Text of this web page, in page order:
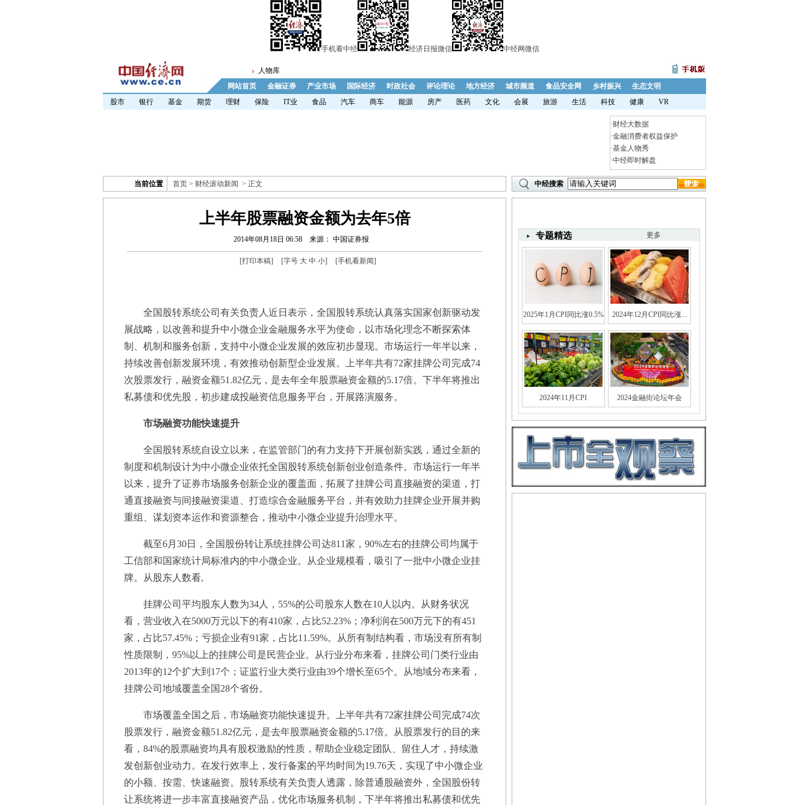
手机看中经 经济日报微信 中经网微信
人物库
网站首页
金融证券 产业市场 国际经济 时政社会 评论理论 地方经济 城市频道 食品安全网 乡村振兴
生态文明
股市
银行 基金 期货 理财 保险 IT业 食品 汽车 商车 能源 房产 医药 文化 会展 旅游 生活 科技 健康 VR
·财经大数据
·金融消费者权益保护
·基金人物秀
·中经即时解盘
当前位置 首页 > 财经滚动新闻 > 正文 中经搜索
上半年股票融资金额为去年5倍
2014年08月18日 06:58 来源： 中国证券报
[打印本稿] [字号 大 中 小] [手机看新闻]
全国股转系统公司有关负责人近日表示，全国股转系统认真落实国家创新驱动发
展战略，以改善和提升中小微企业金融服务水平为使命，以市场化理念不断探索体
制、机制和服务创新，支持中小微企业发展的效应初步显现。市场运行一年半以来，
持续改善创新发展环境，有效推动创新型企业发展。上半年共有72家挂牌公司完成74
次股票发行，融资金额51.82亿元，是去年全年股票融资金额的5.17倍。下半年将推出
私募债和优先股，初步建成投融资信息服务平台，开展路演服务。
市场融资功能快速提升
全国股转系统自设立以来，在监管部门的有力支持下开展创新实践，通过全新的
制度和机制设计为中小微企业依托全国股转系统创新创业创造条件。市场运行一年半
以来，提升了证券市场服务创新企业的覆盖面，拓展了挂牌公司直接融资的渠道，打
通直接融资与间接融资渠道、打造综合金融服务平台，并有效助力挂牌企业开展并购
重组、谋划资本运作和资源整合，推动中小微企业提升治理水平。
截至6月30日，全国股份转让系统挂牌公司达811家，90%左右的挂牌公司均属于
工信部和国家统计局标准内的中小微企业。从企业规模看，吸引了一批中小微企业挂
牌。从股东人数看,
挂牌公司平均股东人数为34人，55%的公司股东人数在10人以内。从财务状况
看，营业收入在5000万元以下的有410家，占比52.23%；净利润在500万元下的有451
家，占比57.45%；亏损企业有91家，占比11.59%。从所有制结构看，市场没有所有制
性质限制，95%以上的挂牌公司是民营企业。从行业分布来看，挂牌公司门类行业由
2013年的12个扩大到17个；证监行业大类行业由39个增长至65个。从地域分布来看，
挂牌公司地域覆盖全国28个省份。
市场覆盖全国之后，市场融资功能快速提升。上半年共有72家挂牌公司完成74次
股票发行，融资金额51.82亿元，是去年股票融资金额的5.17倍。从股票发行的目的来
看，84%的股票融资均具有股权激励的性质，帮助企业稳定团队、留住人才，持续激
发创新创业动力。在发行效率上，发行备案的平均时间为19.76天，实现了中小微企业
的小额、按需、快速融资。股转系统有关负责人透露，除普通股融资外，全国股份转
让系统将进一步丰富直接融资产品，优化市场服务机制，下半年将推出私募债和优先
专题精选 更多
2025年1月CPI同比涨0.5% 2024年12月CPI同比涨...
2024年11月CPI 2024金融街论坛年会